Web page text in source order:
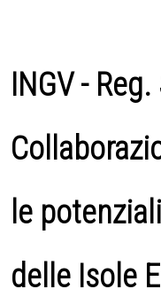
INGV -
le
delle Isole